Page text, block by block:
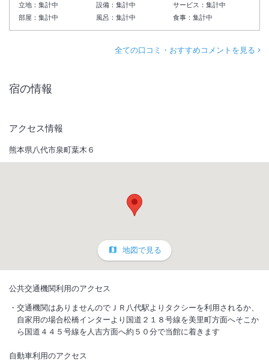
立地： 集計中 設備： 集計中 サービス：集計中
部屋： 集計中 風呂： 集計中 食事：集計中
全ての口コミ・おすすめコメントを見る
宿の情報
アクセス情報
熊本県八代市泉町葉木６
地図で見る
公共交通機関利用のアクセス
交通機関はありませんのでＪＲ八代駅よりタクシーを利用されるか、
自家用の場合松橋インターより国道２１８号線を美里町方面へそこか
ら国道４４５号線を人吉方面へ約５０分で当館に着きます
自動車利用のアクセス